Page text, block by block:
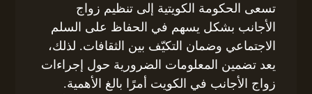
تسعى الحكومة الكويتية إلى تنظيم زواج
الأجانب بشكل يسهم في الحفاظ على السلم
الاجتماعي وضمان التكيّف بين الثقافات. لذلك،
يعد تضمين المعلومات الضرورية حول إجراءات
زواج الأجانب في الكويت أمرًا بالغ الأهمية.